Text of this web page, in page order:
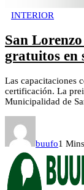
INTERIOR
San
gratuitos en
Las capacitaciones
certificación. La
Municipalidad de
buufo1